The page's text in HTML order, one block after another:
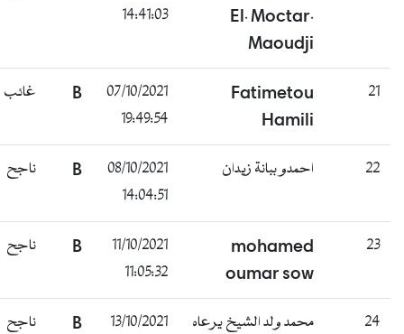
El. Moctar.
Maoudji
14:41:03
21
Fatimetou
Hamili
07/10/2021
19:49:54
B غائب
22 احمدو ببانة زيدان
08/10/2021
14:04:51
B ناجح
23
mohamed
oumar sow
11/10/2021
11:05:32
B ناجح
24 محمد ولد الشيخ يرعاه 13/10/2021
B ناجح